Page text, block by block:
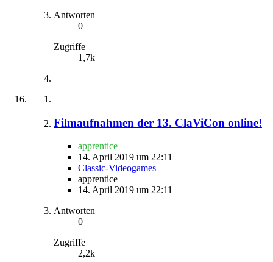
Antworten
0
Zugriffe
1,7k
Filmaufnahmen der 13. ClaViCon online!
apprentice
14. April 2019 um 22:11
Classic-Videogames
apprentice
14. April 2019 um 22:11
Antworten
0
Zugriffe
2,2k